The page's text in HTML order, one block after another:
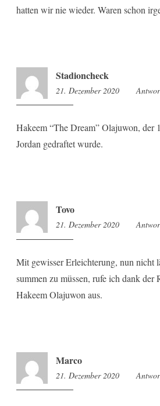
hatten wir nie wieder. Waren schon
Stadioncheck
21. Dezember 2020 8:20
Hakeem “The Dream” Olajuwon, der
Jordan gedraftet wurde.
Tovo
21. Dezember 2020 9:28
Mit gewisser Erleichterung, nun nicht
summen zu müssen, rufe ich dank der
Hakeem Olajuwon aus.
Marco
21. Dezember 2020 9:36